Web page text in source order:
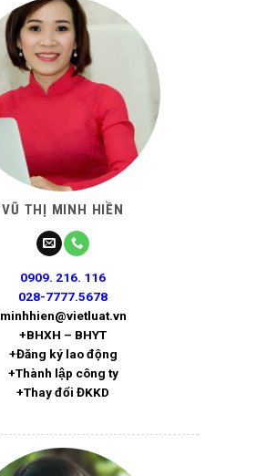
VŨ THỊ MINH HIỀN
0909. 216. 116
028-7777.5678
minhhien@vietluat.vn
+BHXH – BHYT
+Đăng ký lao động
+Thành lập công ty
+Thay đổi ĐKKD